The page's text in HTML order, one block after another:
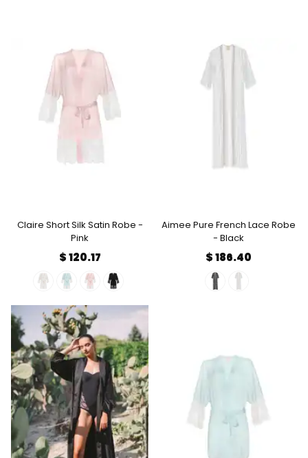
Claire Short Silk Satin Robe -
Pink
$ 120.17
Aimee Pure French Lace Robe
- Black
$ 186.40